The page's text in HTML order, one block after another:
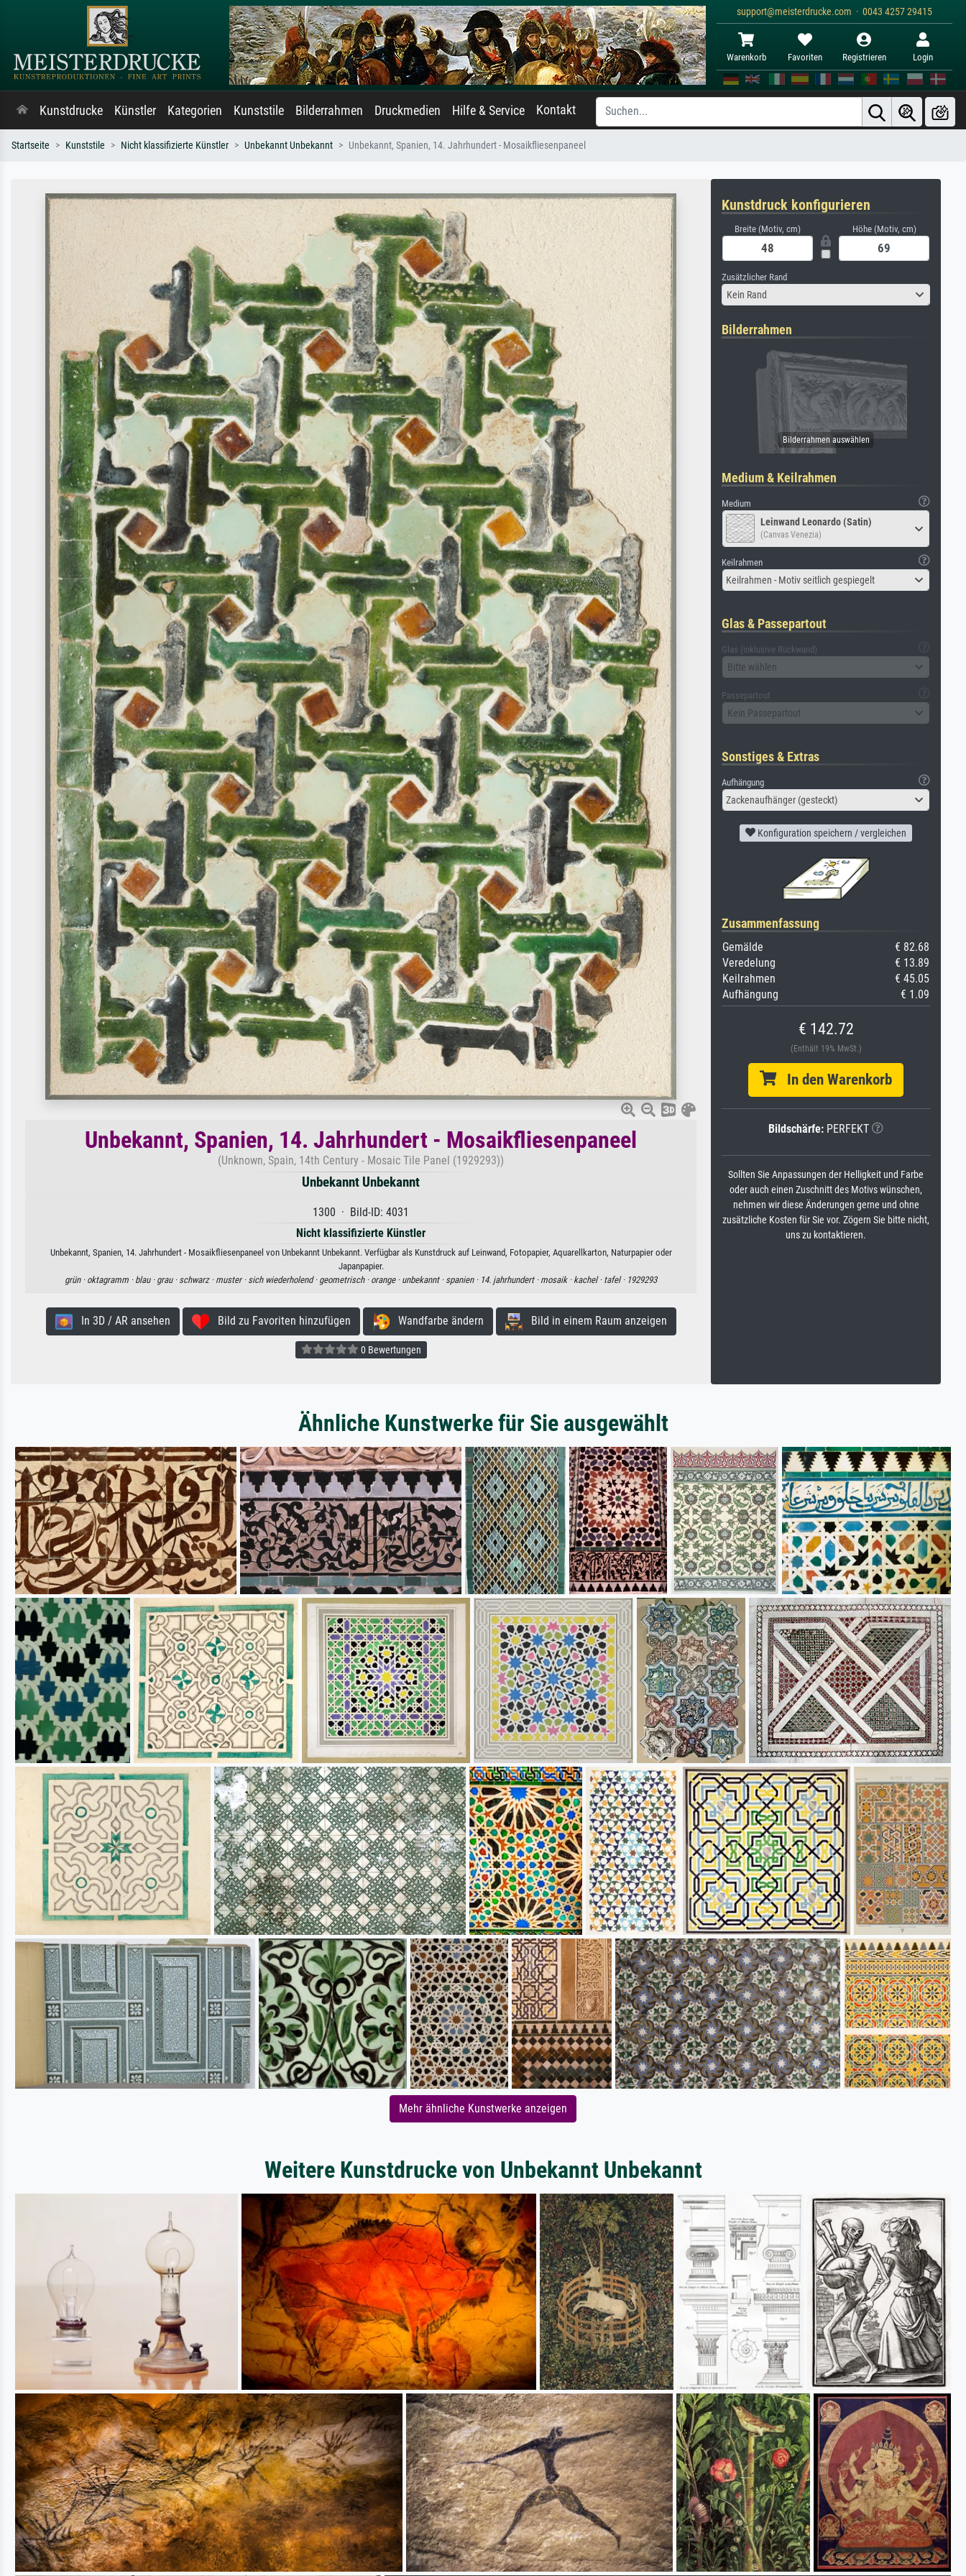
support@meisterdrucke.com · 0043 4257 29415
Warenkorb Favoriten Registrieren Login
Kunstdrucke Künstler Kategorien Kunststile Bilderrahmen Druckmedien Hilfe & Service Kontakt
Startseite Kunststile Nicht klassifizierte Künstler Unbekannt Unbekannt Unbekannt, Spanien, 14. Jahrhundert - Mosaikfliesenpaneel
Unbekannt, Spanien, 14. Jahrhundert - Mosaikfliesenpaneel
(Unknown, Spain, 14th Century - Mosaic Tile Panel (1929293))
Unbekannt Unbekannt
1300 · Bild-ID: 4031
Nicht klassifizierte Künstler
Unbekannt, Spanien, 14. Jahrhundert - Mosaikfliesenpaneel von Unbekannt Unbekannt. Verfügbar als Kunstdruck auf Leinwand, Fotopapier, Aquarellkarton, Naturpapier oder
Japanpapier.
grün · oktagramm · blau · grau · schwarz · muster · sich wiederholend · geometrisch · orange · unbekannt · spanien · 14. jahrhundert · mosaik · kachel · tafel · 1929293
In 3D / AR ansehen Bild zu Favoriten hinzufügen Wandfarbe ändern Bild in einem Raum anzeigen
0 Bewertungen
Kunstdruck konfigurieren
Breite (Motiv, cm) Höhe (Motiv, cm)
Zusätzlicher Rand
Kein Rand
Bilderrahmen
Medium & Keilrahmen
Medium
Leinwand Leonardo (Satin)
(Canvas Venezia)
Keilrahmen
Keilrahmen - Motiv seitlich gespiegelt
Glas & Passepartout
Glas (inklusive Rückwand)
Bitte wählen
Passepartout
Kein Passepartout
Sonstiges & Extras
Aufhängung
Zackenaufhänger (gesteckt)
Konfiguration speichern / vergleichen
Zusammenfassung
Gemälde
€ 82.68
Veredelung
€ 13.89
Keilrahmen
€ 45.05
Aufhängung
€ 1.09
€ 142.72
(Enthält 19% MwSt.)
In den Warenkorb
Bildschärfe: PERFEKT
Sollten Sie Anpassungen der Helligkeit und Farbe
oder auch einen Zuschnitt des Motivs wünschen,
nehmen wir diese Änderungen gerne und ohne
zusätzliche Kosten für Sie vor. Zögern Sie bitte nicht,
uns zu kontaktieren.
Ähnliche Kunstwerke für Sie ausgewählt
Mehr ähnliche Kunstwerke anzeigen
Weitere Kunstdrucke von Unbekannt Unbekannt